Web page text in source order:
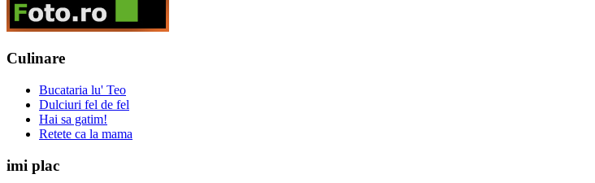
Culinare
Bucataria lu' Teo
Dulciuri fel de fel
Hai sa gatim!
Retete ca la mama
imi plac